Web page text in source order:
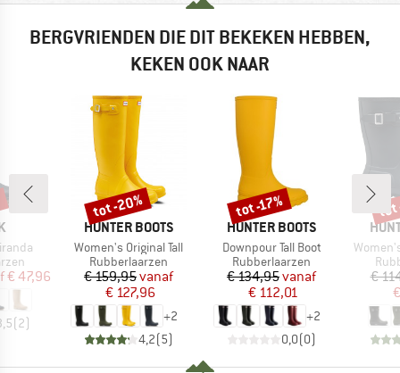
BERGVRIENDEN DIE DIT BEKEKEN HEBBEN,
KEKEN OOK NAAR
prijs
€ 47,96
(2)
MERK
HUNTER BOOTS
Artikel
Women's Original Tall
Productgroep
Rubberlaarzen
Prijs
€ 159,95Verlaagde prijs
vanaf
€ 127,96
+2
4,2(5)
Korting
tot -20%
MERK
HUNTER BOOTS
Artikel
Downpour Tall Boot
Productgroep
Rubberlaarzen
Prijs
€ 134,95Verlaagde prijs
vanaf
€ 112,01
+2
0,0(0)
Korting
tot -17%
Artikel
€
tot